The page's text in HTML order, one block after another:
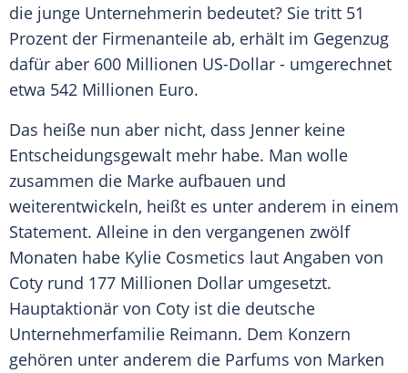
die junge Unternehmerin bedeutet? Sie tritt 51
Prozent der Firmenanteile ab, erhält im Gegenzug
dafür aber 600 Millionen US-Dollar - umgerechnet
etwa 542 Millionen Euro.
Das heiße nun aber nicht, dass Jenner keine
Entscheidungsgewalt mehr habe. Man wolle
zusammen die Marke aufbauen und
weiterentwickeln, heißt es unter anderem in einem
Statement. Alleine in den vergangenen zwölf
Monaten habe Kylie Cosmetics laut Angaben von
Coty rund 177 Millionen Dollar umgesetzt.
Hauptaktionär von Coty ist die deutsche
Unternehmerfamilie Reimann. Dem Konzern
gehören unter anderem die Parfums von Marken